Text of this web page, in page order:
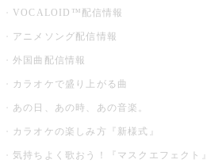
VOCALOID™配信情報
アニメソング配信情報
外国曲配信情報
カラオケで盛り上がる曲
あの日、あの時、あの音楽。
カラオケの楽しみ方『新様式』
気持ちよく歌おう！『マスクエフェクト』